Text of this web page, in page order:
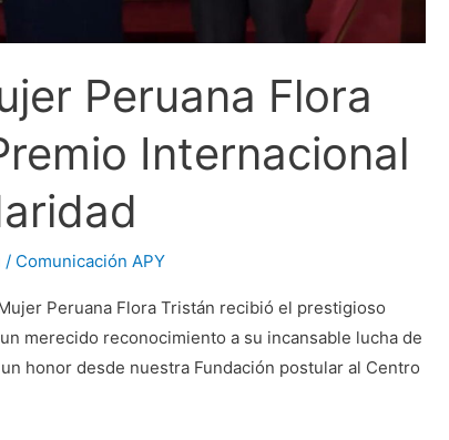
Peruana Flora
Internacional
/ Comunicación APY
Peruana Flora Tristán recibió el prestigioso
merecido reconocimiento a su incansable lucha de
honor desde nuestra Fundación postular al Centro